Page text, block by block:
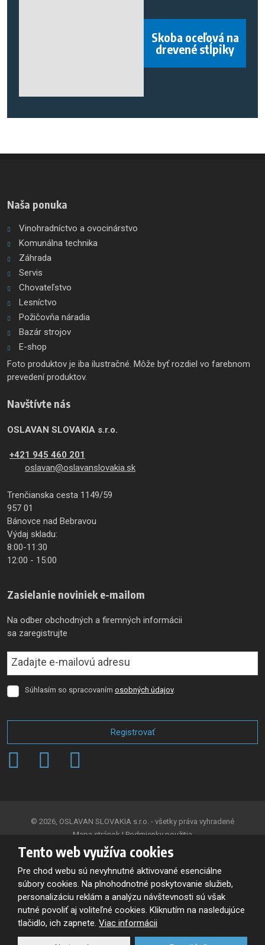
Skoba oceľová na
drevené stĺpiky
Naša ponuka
Vinohradníctvo a ovocinárstvo
Komunálna technika
Záhrada
Servis
Chovateľstvo
Lesníctvo
Požičovňa náradia
Bazár strojov
E-shop
Foto produktov je iba ilustračné. Môže byť rozdiel vo farebnom
prevedení produktov.
Navštívte nás
OSLAVAN SLOVAKIA s.r.o.
+421 945 460 201
oslavan@oslavanslovakia.sk
Trenčianska cesta 1149/59
957 01
Bánovce nad Bebravou
Výdaj skladu:
8:00-11:30
12:00 - 15:00
Zasielanie noviniek e-mailom
Na odber obchodných a firemných informácii
sa zaregistrujte
Súhlasím
osobných
Súhlasím so spracovaním osobných údajov.
Registrovať
Formulár
© 2026, OSLAVAN SLOVAKIA s.r.o. - všetky práva vyhradené
Mapa stránok | Podmienky použitia
VYTVORILA
Tento web je chránený pomocou Google reCAPTCHA, a platia pre
neho
Zásady ochrany osobných údajov a
Tento web využíva cookies
Pre chod webu sú nevyhnutné aktivované esenciálne
súbory cookies. Na plnohodnotné poskytovanie služieb,
personalizáciu reklám a analýzu návštevnosti sú však
nutné povoliť aj voliteľné cookies. Kliknutím na nasledujúce
tlačidlo, ich zapnete. Viac informácii